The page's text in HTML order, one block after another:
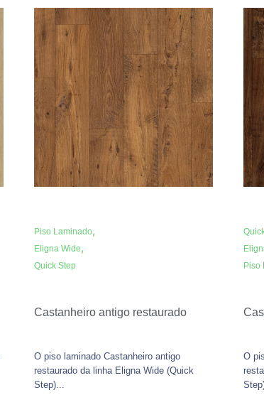
Piso Laminado,
Eligna Wide,
Quick Step
Castanheiro antigo restaurado
O piso laminado Castanheiro antigo
restaurado da linha Eligna Wide (Quick
Step)...
Piso
O